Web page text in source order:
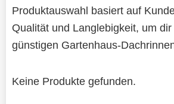
Produktauswahl basiert auf
Qualität und Langlebigkeit, um
günstigen Gartenhaus-
Keine Produkte gefunden.